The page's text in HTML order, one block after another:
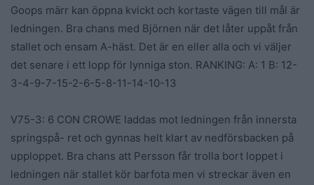
Goops märr kan öppna kvickt och kortaste vägen till mål är
ledningen. Bra chans med Björnen när det låter uppåt från
stallet och ensam A-häst. Det är en eller alla och vi väljer
det senare i ett lopp för lynniga ston. RANKING: A: 1 B: 12-
3-4-9-7-15-2-6-5-8-11-14-10-13
V75-3: 6 CON CROWE laddas mot ledningen från innersta
springspå- ret och gynnas helt klart av nedförsbacken på
upploppet. Bra chans att Persson får trolla bort loppet i
ledningen när stallet kör barfota men vi streckar även en